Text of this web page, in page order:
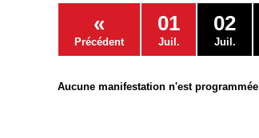
«
Précédent
01
Juil.
02
Juil.
Aucune manifestation n'est programmée